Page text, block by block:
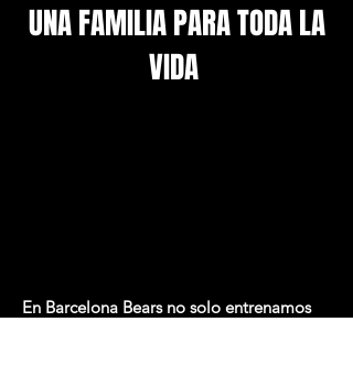
UNA FAMILIA PARA TODA LA
VIDA
En Barcelona Bears no solo entrenamos